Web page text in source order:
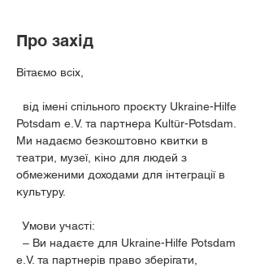
Про захід
Вітаємо всіх,
від імені спільного проєкту Ukraine-Hilfe
Potsdam e.V. та партнера Kultür-Potsdam.
Ми надаємо безкоштовно квитки в
театри, музеї, кіно для людей з
обмеженими доходами для інтеграції в
культуру.
Умови участі:
– Ви надаєте для Ukraine-Hilfe Potsdam
e.V. та партнерів право зберігати,